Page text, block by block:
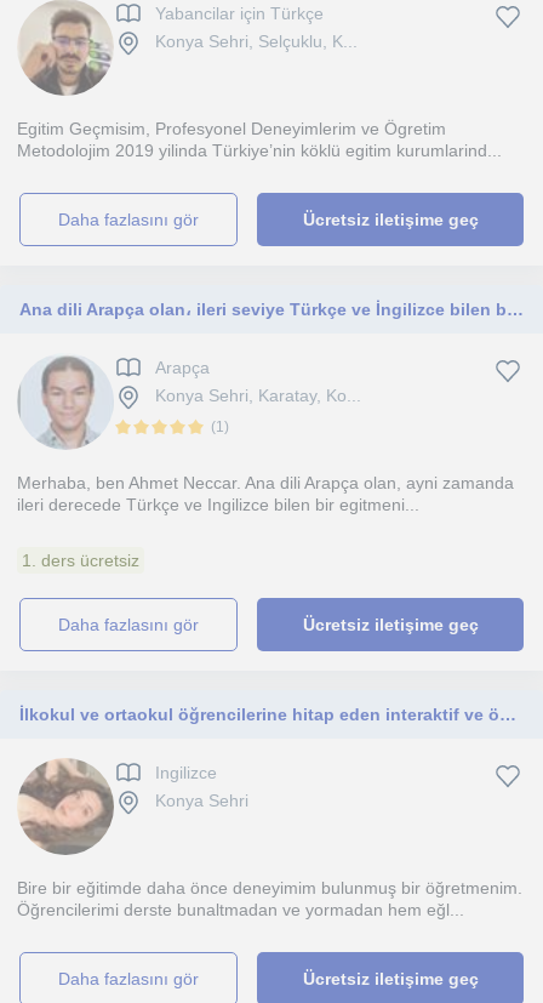
Yabancilar için Türkçe
Konya Sehri, Selçuklu, K...
Egitim Geçmisim, Profesyonel Deneyimlerim ve Ögretim
Metodolojim 2019 yilinda Türkiye’nin köklü egitim kurumlarind...
daha fazlasını gör Ücretsiz iletişime geç
Ana dili Arapça olan، ileri seviye Türkçe ve İngilizce bilen biriyim Pratik konuşma ve dil bilgisi dersleri veriyorum
Arapça
Konya Sehri, Karatay, Ko...
(1)
Merhaba, ben Ahmet Neccar. Ana dili Arapça olan, ayni zamanda
ileri derecede Türkçe ve Ingilizce bilen bir egitmeni...
1. ders ücretsiz
daha fazlasını gör Ücretsiz iletişime geç
İlkokul ve ortaokul öğrencilerine hitap eden interaktif ve öğretici bir ders hedefliyorum
Ingilizce
Konya Sehri
Bire bir eğitimde daha önce deneyimim bulunmuş bir öğretmenim.
Öğrencilerimi derste bunaltmadan ve yormadan hem eğl...
daha fazlasını gör Ücretsiz iletişime geç